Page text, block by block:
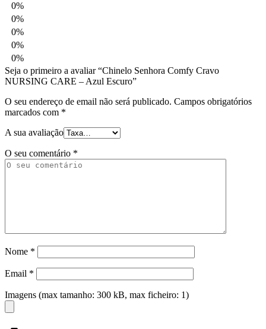
0%
0%
0%
0%
0%
Seja o primeiro a avaliar “Chinelo Senhora Comfy Cravo
NURSING CARE – Azul Escuro”
O seu endereço de email não será publicado. Campos obrigatórios
marcados com *
A sua avaliação
O seu comentário *
Nome *
Email *
Imagens (max tamanho: 300 kB, max ficheiro: 1)